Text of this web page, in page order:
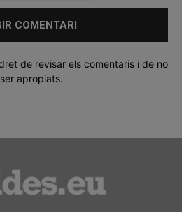
de revisar els comentaris i de no
apropiats.